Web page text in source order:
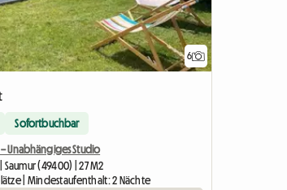
6
Sofortbuchbar
Unabhängiges Studio
(49400) | 27 M2
| Mindestaufenthalt: 2 Nächte